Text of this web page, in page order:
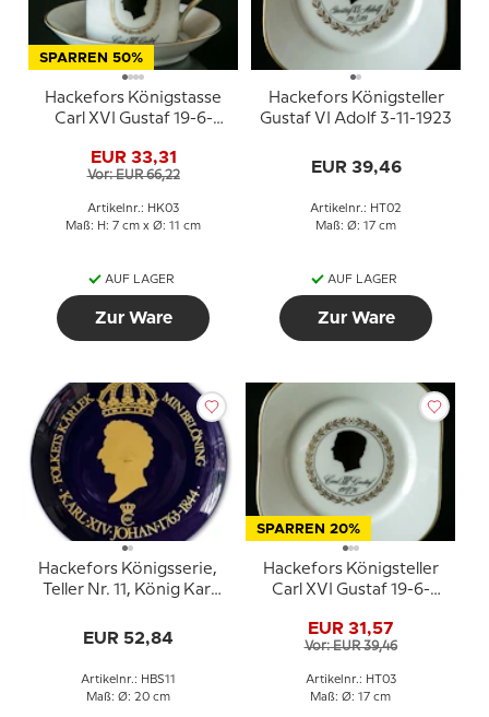
SPARREN 50%
Hackefors Königstasse
Carl XVI Gustaf 19-6-
EUR 33,31
Vor: EUR 66,22
Artikelnr.: HK03
Maß: H: 7 cm x Ø: 11 cm
AUF LAGER
Zur Ware
Hackefors Königsteller
Gustaf VI Adolf 3-11-1923
EUR 39,46
Artikelnr.: HT02
Maß: Ø: 17 cm
AUF LAGER
Zur Ware
Hackefors Königsserie,
Teller Nr. 11, König Karl
EUR 52,84
Artikelnr.: HBS11
Maß: Ø: 20 cm
SPARREN 20%
Hackefors Königsteller
Carl XVI Gustaf 19-6-
EUR 31,57
Vor: EUR 39,46
Artikelnr.: HT03
Maß: Ø: 17 cm